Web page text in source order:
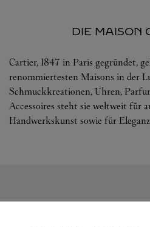
DIE MAISON
Cartier, 1847 in Paris gegründet,
renommiertesten Maisons in der
Schmuckkreationen, Uhren,
Accessoires steht sie weltweit für
Handwerkskunst sowie für